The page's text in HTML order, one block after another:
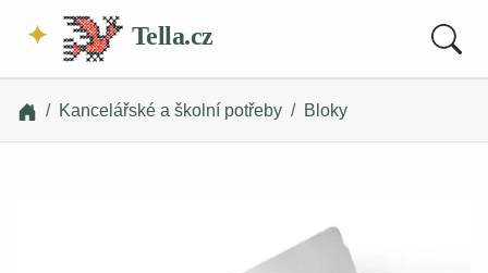
Tella.cz
Kancelářské a školní potřeby Bloky